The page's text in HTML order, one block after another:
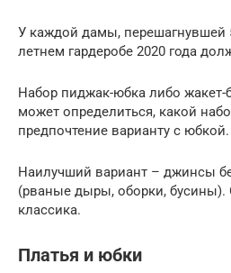
У каждой дамы, перешагнувшей
летнем гардеробе 2020 года
Набор пиджак-юбка либо
может определиться, какой
предпочтение варианту с юбкой.
Наилучший вариант – джинсы
(рваные дыры, оборки, бусины).
классика.
Платья и юбки